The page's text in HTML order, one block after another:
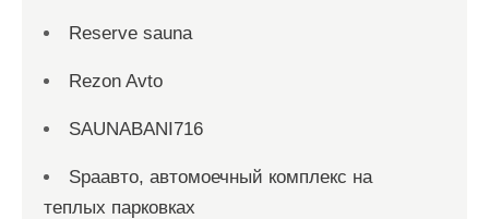
Reserve sauna
Rezon Avto
SAUNABANI716
Spaавто, автомоечный комплекс на
теплых парковках